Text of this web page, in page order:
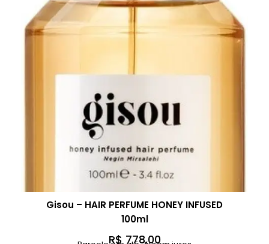
Gisou – HAIR PERFUME HONEY INFUSED
100ml
R$778,00